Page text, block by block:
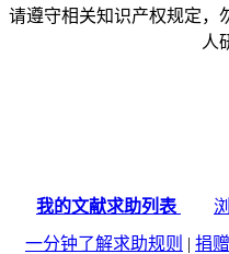
请遵守相关知识产权规定，
人
我的文献求助列表
一分钟了解求助规则 | 捐